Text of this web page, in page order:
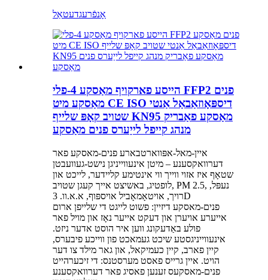
אָנפֿרעגדעטאַל
הייסע פארקויף מאַסקע 4-פלי FFP2 פנים
מאַסקע מיט CE ISO דיספּאָוזאַבאַל אַנטי
שטויב קאָפּ שלייף KN95 מאַסקע פאַבריק
מנהג קייפל לייַערס פנים מאַסקע
איין-מאל-אפּווארטבארע פנים-מאסקע פאר
דערוואקסענע – מיטן אינעווייניגן נישט-געוועבטן
שטאָף איז אזוי ווייך ווי אינטימע קליידער, לייכט און
לופטיג, באשיצט אייך קעגן שטויב, PM 2.5, נעפּל,
רויך, אויטאָמאָביל אויספּוף, א.א.וו. 3D
פנים-מאסקע דיזיין: פשוט לייגט די שלייפן ארום
אייערע אויערן און דעקט אייער נאָז און מויל פאר
פולע באַדעקונג ווען איר הוסט אדער ניזט.
אינעווייניגסטע שיכט געמאכט פון ווייכע פיבערס,
קיין פארב, קיין כעמיקאל, און גאר מילד צו דער
הויט. איין גרייס פאסט מערסטנס: די זיכערהייט
פנים-מאסקעס זענען פאסיג פאר דערוואקסענע